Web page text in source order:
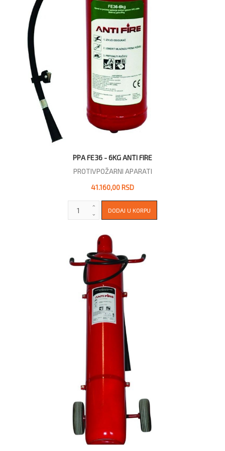
PPA FE36 - 6KG ANTI FIRE
PROTIVPOŽARNI APARATI
41.160,00 RSD